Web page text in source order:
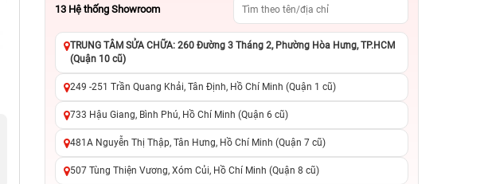
iPhone 14 Pro Max 512GB cũ
chính hãng
16.490.000đ
24.990.000đ
chuyển đổi, 0 gọi người thân
hãng
13.990.000đ
19.990.000đ
chuyển đổi, 0 gọi người thân
13 Hệ thống Showroom
TRUNG TÂM SỬA CHỮA: 260 Đường 3 Tháng 2, Phường Hòa Hưng, TP.HCM
(Quận 10 cũ)
249 -251 Trần Quang Khải, Tân Định, Hồ Chí Minh (Quận 1 cũ)
733 Hậu Giang, Bình Phú, Hồ Chí Minh (Quận 6 cũ)
481A Nguyễn Thị Thập, Tân Hưng, Hồ Chí Minh (Quận 7 cũ)
507 Tùng Thiện Vương, Xóm Củi, Hồ Chí Minh (Quận 8 cũ)